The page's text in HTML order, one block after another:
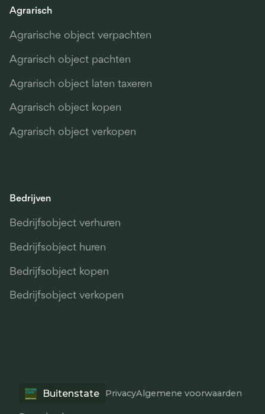
Agrarisch
Agrarische object verpachten
Agrarisch object pachten
Agrarisch object laten taxeren
Agrarisch object kopen
Agrarisch object verkopen
Bedrijven
Bedrijfsobject verhuren
Bedrijfsobject huren
Bedrijfsobject kopen
Bedrijfsobject verkopen
Buitenstate PrivacyAlgemene voorwaarden